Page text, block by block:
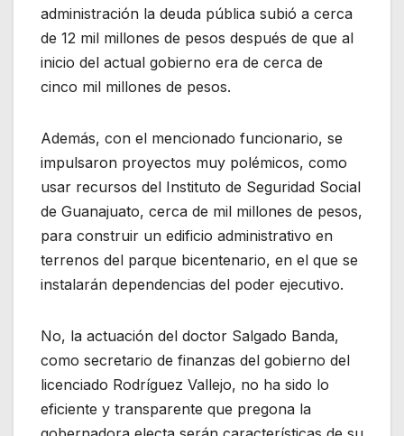
administración la deuda pública subió a cerca
de 12 mil millones de pesos después de que al
inicio del actual gobierno era de cerca de
cinco mil millones de pesos.
Además, con el mencionado funcionario, se
impulsaron proyectos muy polémicos, como
usar recursos del Instituto de Seguridad Social
de Guanajuato, cerca de mil millones de pesos,
para construir un edificio administrativo en
terrenos del parque bicentenario, en el que se
instalarán dependencias del poder ejecutivo.
No, la actuación del doctor Salgado Banda,
como secretario de finanzas del gobierno del
licenciado Rodríguez Vallejo, no ha sido lo
eficiente y transparente que pregona la